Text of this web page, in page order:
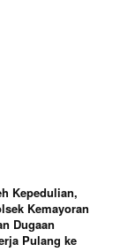
Kepedulian,
Kemayoran
Dugaan
Pulang ke